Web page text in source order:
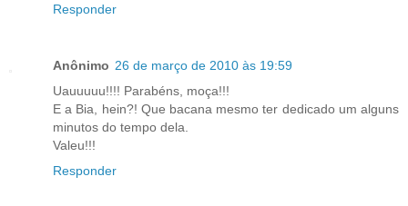
Responder
Anônimo 26 de março de 2010 às 19:59
Uauuuuu!!!! Parabéns, moça!!!
E a Bia, hein?! Que bacana mesmo ter dedicado um alguns
minutos do tempo dela.
Valeu!!!
Responder